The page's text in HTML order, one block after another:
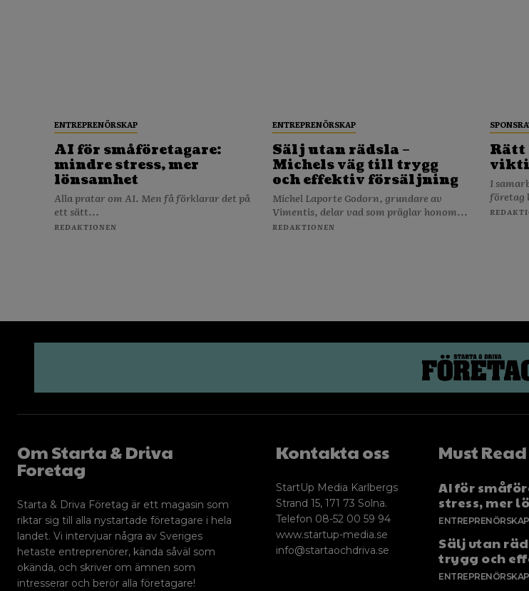
ENTREPRENÖRSKAP
AI för småföretagare:
mindre stress, mer
lönsamhet
Alla pratar om AI. Men få förklarar det på
ett sätt...
REDAKTIONEN
ENTREPRENÖRSKAP
Sälj utan rädsla –
Michels väg till trygg
och effektiv försäljning
Michel Laporte Godorn, grundare av
Vimentis, delar vad som präglar honom...
REDAKTIONEN
Rätt
I
företag
Om Starta & Driva
Foretag
Starta & Driva Företag är ett magasin som
riktar sig till alla nystartade företagare i hela
landet. Vi intervjuar några av Sveriges
hetaste entreprenörer, kända såväl som
okända, och skriver om ämnen som
intresserar och berör alla företagare!
Kontakta oss
StartUp Media Karlbergs
Strand 15, 171 73 Solna.
Telefon 08-52 00 59 94
www.startup-media.se
info@startaochdriva.se
Must Read
AI för
stress, mer
ENTREPRENÖRSKAP
Sälj utan
trygg och
ENTREPRENÖRSKAP